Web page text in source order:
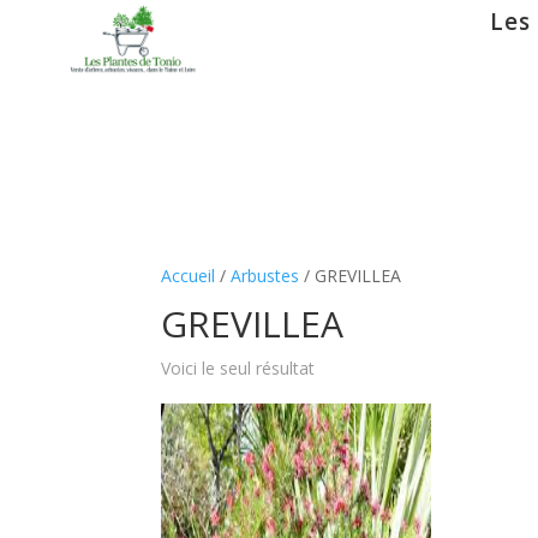
Accueil /Arbustes / GREVILLEA
GREVILLEA
Voici le seul résultat